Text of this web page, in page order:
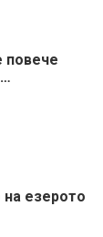
повече
езерото